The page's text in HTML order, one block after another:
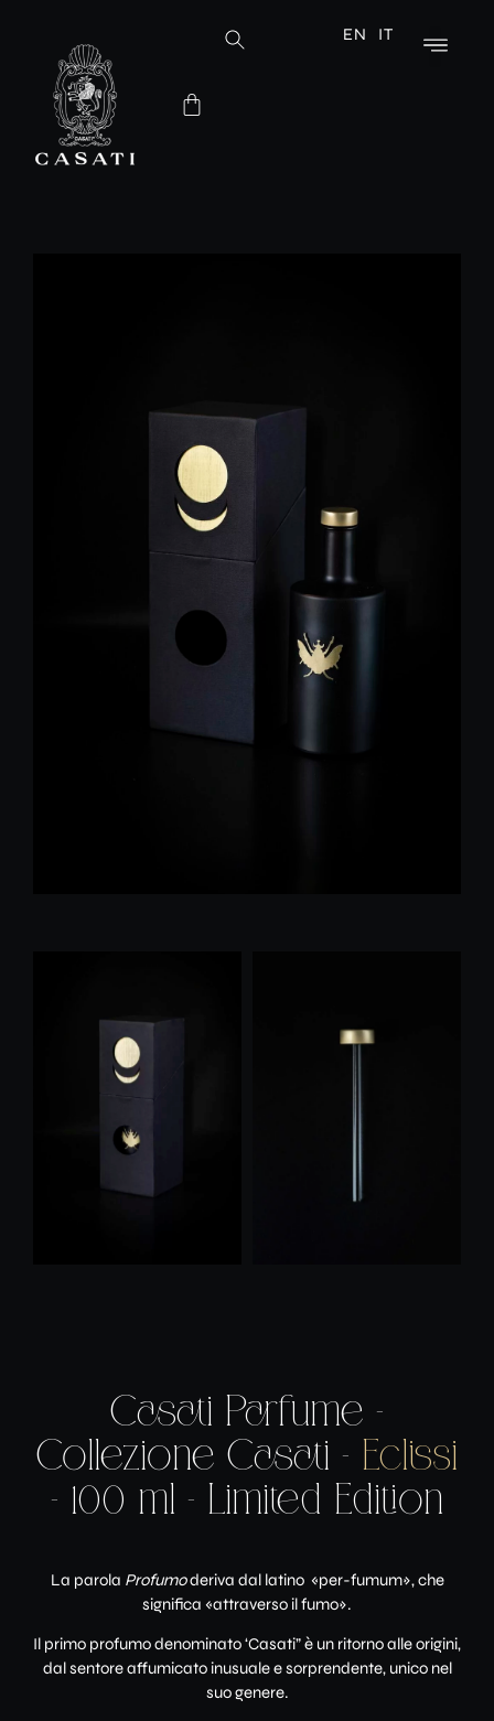
EN IT
Casati Parfume –
Collezione Casati – Eclissi
– 100 ml – Limited Edition
La parola Profumoderiva dal latino «per-fumum», che
significa «attraverso il fumo».
Il primo profumo denominato ‘Casati” è un ritorno alle origini,
dal sentore affumicato inusuale e sorprendente, unico nel
suo genere.